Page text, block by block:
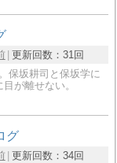
更新回数： 31回
保坂耕司と保坂学に
が離せない。
グ
更新回数： 34回